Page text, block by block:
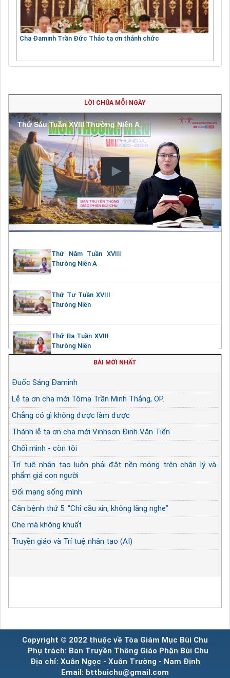
Cha Đaminh Trần Đức Thảo tạ ơn thánh chức
LỜI CHÚA MỖI NGÀY
Thứ Sáu Tuần XVIII Thường Niên A
Thứ Năm Tuần XVIII
Thường Niên A
Thứ Tư Tuần XVIII
Thường Niên
Thứ Ba Tuần XVIII
Thường Niên
BÀI MỚI NHẤT
Đuốc Sáng Đaminh
Lễ tạ ơn cha mới Tôma Trần Minh Thắng, OP.
Chẳng có gì không được làm được
Thánh lễ tạ ơn cha mới Vinhsơn Đinh Văn Tiến
Chối mình - còn tôi
Trí tuệ nhân tạo luôn phải đặt nền móng trên chân lý và
phẩm giá con người
Đổi mạng sống mình
Căn bệnh thứ 5: “Chỉ cầu xin, không lắng nghe”
Che mà không khuất
Truyền giáo và Trí tuệ nhân tạo (AI)
Copyright © 2022 thuộc về Tòa Giám Mục Bùi Chu
Phụ trách: Ban Truyền Thông Giáo Phận Bùi Chu
Địa chỉ: Xuân Ngọc - Xuân Trường - Nam Định
Email: bttbuichu@gmail.com